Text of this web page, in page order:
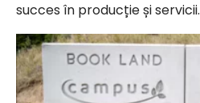
succes în producție și servicii.